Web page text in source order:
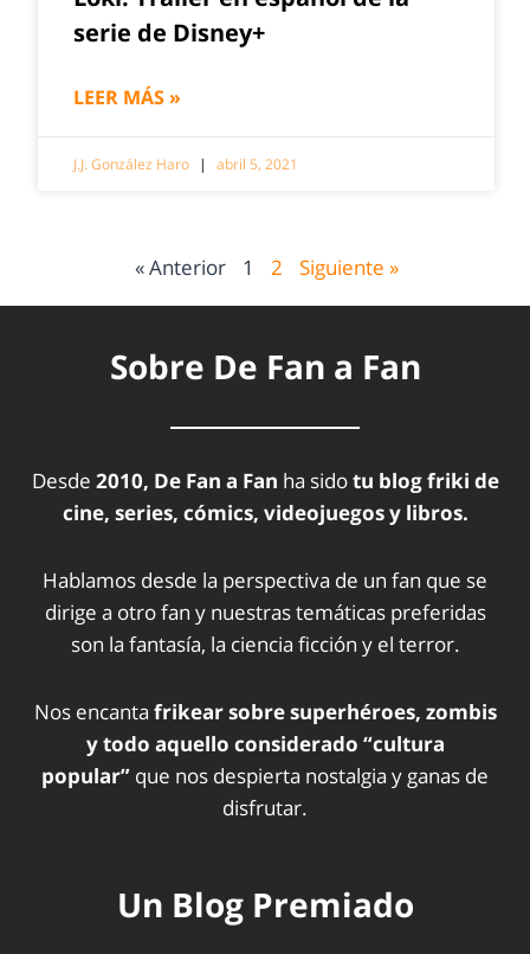
serie de Disney+
LEER MÁS »
J.J. González Haro abril 5, 2021
« Anterior 1 2 Siguiente »
Sobre De Fan a Fan
Desde 2010, De Fan a Fan ha sidotu blog friki de
cine, series, cómics, videojuegos y libros.
Hablamos desde la perspectiva de un fan que se
dirige a otro fan y nuestras temáticas preferidas
son la fantasía, la ciencia ficción y el terror.
Nos encanta frikear sobre superhéroes, zombis
y todo aquello considerado “cultura
popular” que nos despierta nostalgia y ganas de
disfrutar.
Un Blog Premiado